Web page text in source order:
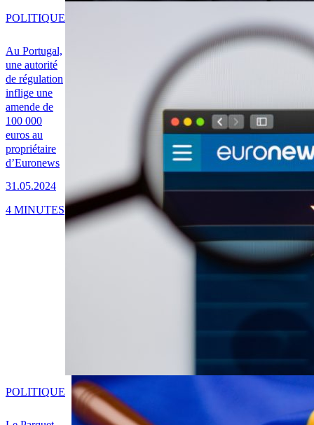
Au Portugal,
une autorité
de régulation
inflige une
amende de
100 000
euros au
propriétaire
d’Euronews
31.05.2024
POLITIQUE
4 MINUTES
POLITIQUE